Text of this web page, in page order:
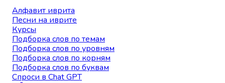
Алфавит иврита
Песни на иврите
Курсы
Подборка слов по темам
Подборка слов по уровням
Подборка слов по корням
Подборка слов по буквам
Спроси в Chat GPT